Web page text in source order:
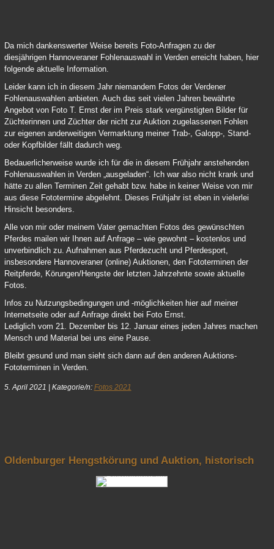
Verden Online Fohlenauktion 2021 03
Da mich dankenswerter Weise bereits Foto-Anfragen zu der
diesjährigen Hannoveraner Fohlenauswahl in Verden erreicht haben, hier
folgende aktuelle Information.
Leider kann ich in diesem Jahr niemandem Fotos der Verdener
Fohlenauswahlen anbieten. Auch das seit vielen Jahren bewährte
Angebot von Foto T. Ernst der im Preis stark vergünstigten Bilder für
Züchterinnen und Züchter der nicht zur Auktion zugelassenen Fohlen
zur eigenen anderweitigen Vermarktung meiner Trab-, Galopp-, Stand-
oder Kopfbilder fällt dadurch weg.
Bedauerlicherweise wurde ich für die in diesem Frühjahr anstehenden
Fohlenauswahlen in Verden „ausgeladen“. Ich war also nicht krank und
hätte zu allen Terminen Zeit gehabt bzw. habe in keiner Weise von mir
aus diese Fototermine abgelehnt. Dieses Frühjahr ist eben in vielerlei
Hinsicht besonders.
Alle von mir oder meinem Vater gemachten Fotos des gewünschten
Pferdes mailen wir Ihnen auf Anfrage – wie gewohnt – kostenlos und
unverbindlich zu. Aufnahmen aus Pferdezucht und Pferdesport,
insbesondere Hannoveraner (online) Auktionen, den Fototerminen der
Reitpferde, Körungen/Hengste der letzten Jahrzehnte sowie aktuelle
Fotos.
Infos zu Nutzungsbedingungen und -möglichkeiten hier auf meiner
Internetseite oder auf Anfrage direkt bei Foto Ernst.
Lediglich vom 21. Dezember bis 12. Januar eines jeden Jahres machen
Mensch und Material bei uns eine Pause.
Bleibt gesund und man sieht sich dann auf den anderen Auktions-
Fototerminen in Verden.
5. April 2021 Kategorie/n: Fotos 2021
Oldenburger Hengstkörung und Auktion, historisch